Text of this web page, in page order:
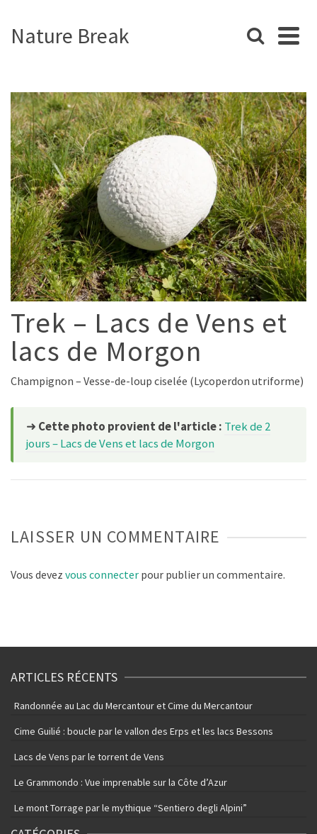
Nature Break
Trek – Lacs de Vens et
lacs de Morgon
Champignon – Vesse-de-loup ciselée (Lycoperdon utriforme)
➜ Cette photo provient de l'article : Trek de 2
jours – Lacs de Vens et lacs de Morgon
LAISSER UN COMMENTAIRE
Vous devez vous connecter pour publier un commentaire.
ARTICLES RÉCENTS
Randonnée au Lac du Mercantour et Cime du Mercantour
Cime Guilié : boucle par le vallon des Erps et les lacs Bessons
Lacs de Vens par le torrent de Vens
Le Grammondo : Vue imprenable sur la Côte d’Azur
Le mont Torrage par le mythique “Sentiero degli Alpini”